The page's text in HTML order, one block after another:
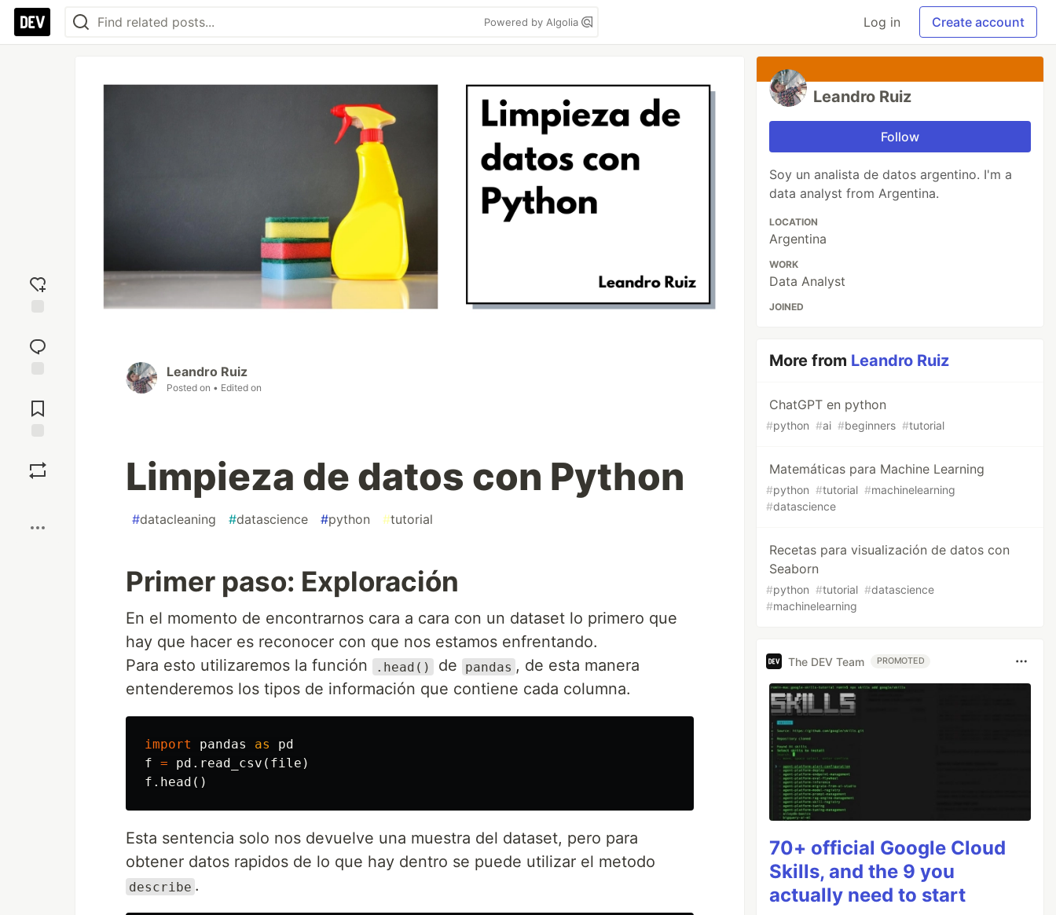
Powered by Algolia Log in Create account
reaction
Comments
Leandro Ruiz
Posted on • Edited on
Limpieza de datos con Python
#datacleaning #datascience #python #tutorial
Primer paso: Exploración
En el momento de encontrarnos cara a cara con un dataset lo primero que
hay que hacer es reconocer con que nos estamos enfrentando.
Para esto utilizaremos la función
.head() de pandas , de esta manera
entenderemos los tipos de información que contiene cada columna.
import pandas as
pd
f = pd . read_csv ( file )
f . head ()
Esta sentencia solo nos devuelve una muestra del dataset, pero para
obtener datos rapidos de lo que hay dentro se puede utilizar el metodo
describe .
Leandro Ruiz
Follow
Soy un analista de datos argentino. I'm a
data analyst from Argentina.
LOCATION
Argentina
WORK
Data Analyst
JOINED
More from Leandro Ruiz
ChatGPT en python
#python #ai #beginners #tutorial
Matemáticas para Machine Learning
#python #tutorial #machinelearning
#datascience
Recetas para visualización de datos con
Seaborn
#python #tutorial #datascience
#machinelearning
The DEV Team PROMOTED
70+ official Google Cloud
Skills, and the 9 you
actually need to start